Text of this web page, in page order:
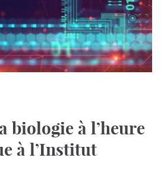
biologie à l’heure
à l’Institut